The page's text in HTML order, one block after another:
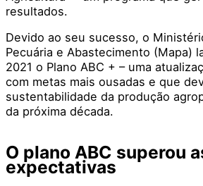
resultados.
Devido ao seu sucesso, o
Pecuária e Abastecimento (Mapa)
2021 o Plano ABC + – uma
com metas mais ousadas e que
sustentabilidade da produção
da próxima década.
O plano ABC superou
expectativas